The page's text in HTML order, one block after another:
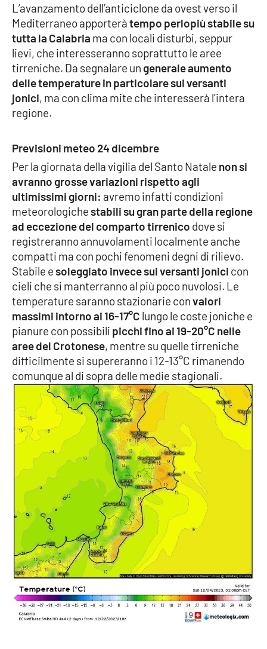
Editoriali
VIDEO
Ambiente
Cronaca
Economia e Lavoro
Politica
Sanità
Società
Sport
RUBRICHE
Good Morning Vietnam
Parchi Marini Calabria
Leggendo Alvaro insieme
Imprese Di Calabria
Le perfidie di Antonella Grippo
Venti di comunicazione
STREAMING
LaC TV
LaC Network
L’avanzamento dell’anticiclone da ovest verso il
Mediterraneo apporteràtempo perlopiù stabile su
tutta la Calabria ma con locali disturbi, seppur
lievi, che interesseranno soprattutto le aree
tirreniche. Da segnalare un generale aumento
delle temperature in particolare sui versanti
jonici, ma con clima mite che interesserà l’intera
regione.
Previsioni meteo 24 dicembre
Per la giornata della vigilia del Santo Natale non si
avranno grosse variazioni rispetto agli
ultimissimi giorni: avremo infatti condizioni
meteorologichestabili su gran parte della regione
ad eccezione del comparto tirrenico dove si
registreranno annuvolamenti localmente anche
compatti ma con pochi fenomeni degni di rilievo.
Stabile esoleggiato invece sui versanti jonici con
cieli che si manterranno al più poco nuvolosi. Le
temperature saranno stazionarie convalori
massimi intorno ai 16-17°C lungo le coste joniche e
pianure con possibili picchi fino ai 19-20°C nelle
aree del Crotonese, mentre su quelle tirreniche
difficilmente si supereranno i 12-13°C rimanendo
comunque al di sopra delle medie stagionali.